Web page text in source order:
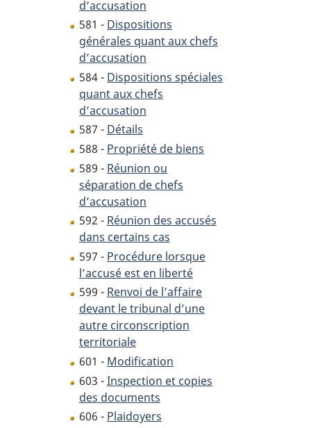
d’accusation
581 - Dispositions
générales quant aux chefs
d’accusation
584 - Dispositions spéciales
quant aux chefs
d’accusation
587 - Détails
588 - Propriété de biens
589 - Réunion ou
séparation de chefs
d’accusation
592 - Réunion des accusés
dans certains cas
597 - Procédure lorsque
l’accusé est en liberté
599 - Renvoi de l’affaire
devant le tribunal d’une
autre circonscription
territoriale
601 - Modification
603 -Inspection et copies
des documents
606 - Plaidoyers